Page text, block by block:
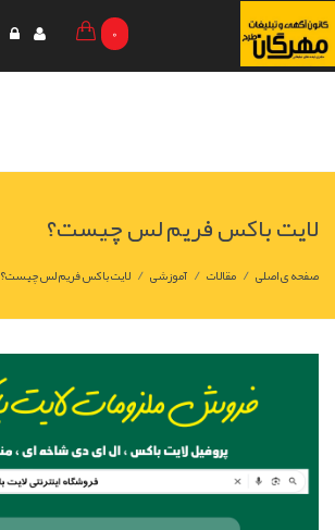
0
لایت باکس فریم لس چیست؟
صفحه ی اصلی / مقالات / آموزشی / لایت باکس فریم لس چیست؟